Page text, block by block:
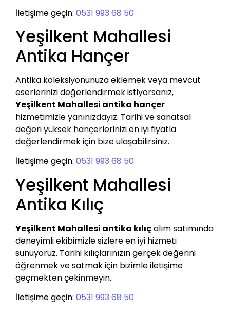
İletişime geçin: 0531 993 68 50
Yeşilkent Mahallesi
Antika Hançer
Antika koleksiyonunuza eklemek veya mevcut
eserlerinizi değerlendirmek istiyorsanız,
Yeşilkent Mahallesi antika hançer
hizmetimizle yanınızdayız. Tarihi ve sanatsal
değeri yüksek hançerlerinizi en iyi fiyatla
değerlendirmek için bize ulaşabilirsiniz.
İletişime geçin: 0531 993 68 50
Yeşilkent Mahallesi
Antika Kılıç
Yeşilkent Mahallesi antika kılıçalım satımında
deneyimli ekibimizle sizlere en iyi hizmeti
sunuyoruz. Tarihi kılıçlarınızın gerçek değerini
öğrenmek ve satmak için bizimle iletişime
geçmekten çekinmeyin.
İletişime geçin: 0531 993 68 50